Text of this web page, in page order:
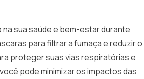
sua saúde e bem-estar durante
para filtrar a fumaça e reduzir o
proteger suas vias respiratórias e
pode minimizar os impactos das